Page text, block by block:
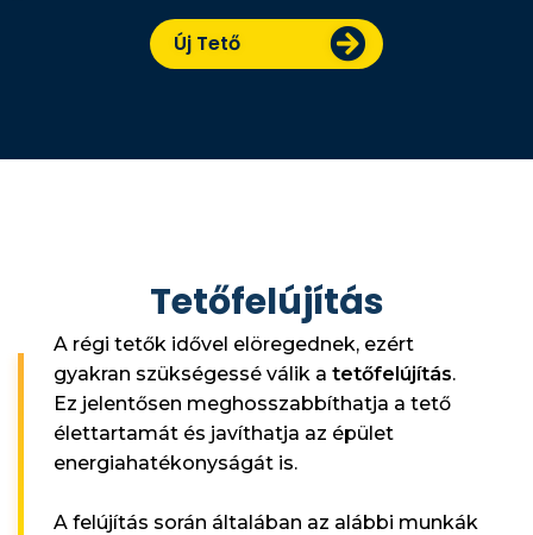
Új Tető
Tetőfelújítás
A régi tetők idővel elöregednek, ezért
gyakran szükségessé válik a tetőfelújítás.
Ez jelentősen meghosszabbíthatja a tető
élettartamát és javíthatja az épület
energiahatékonyságát is.
A felújítás során általában az alábbi munkák